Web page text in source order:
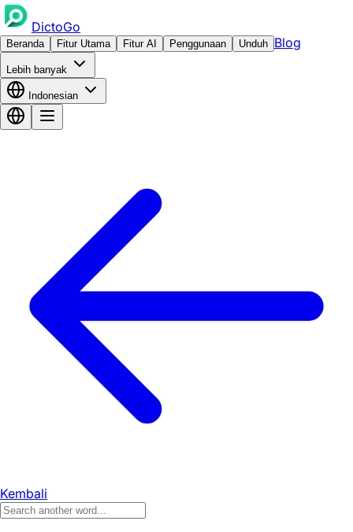
DictoGo
Beranda Fitur Utama Fitur AI Penggunaan Unduh Blog
Lebih banyak
Indonesian
Kembali